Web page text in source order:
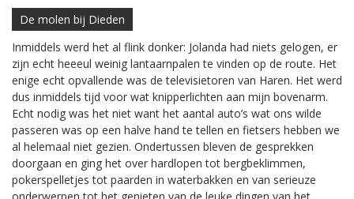
De molen bij Dieden
Inmiddels werd het al flink donker: Jolanda had niets gelogen, er
zijn echt heeeul weinig lantaarnpalen te vinden op de route. Het
enige echt opvallende was de televisietoren van Haren. Het werd
dus inmiddels tijd voor wat knipperlichten aan mijn bovenarm.
Echt nodig was het niet want het aantal auto’s wat ons wilde
passeren was op een halve hand te tellen en fietsers hebben we
al helemaal niet gezien. Ondertussen bleven de gesprekken
doorgaan en ging het over hardlopen tot bergbeklimmen,
pokerspelletjes tot paarden in waterbakken en van serieuze